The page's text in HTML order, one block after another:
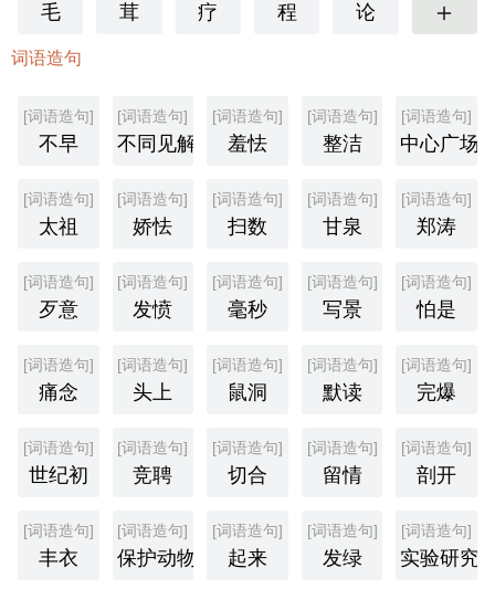
毛 茸 疗 程 论 更多
词语造句
[词语造句]
不早
[词语造句]
不同见解
[词语造句]
羞怯
[词语造句]
整洁
[词语造句]
中心广场
[词语造句]
太祖
[词语造句]
娇怯
[词语造句]
扫数
[词语造句]
甘泉
[词语造句]
郑涛
[词语造句]
歹意
[词语造句]
发愤
[词语造句]
毫秒
[词语造句]
写景
[词语造句]
怕是
[词语造句]
痛念
[词语造句]
头上
[词语造句]
鼠洞
[词语造句]
默读
[词语造句]
完爆
[词语造句]
世纪初
[词语造句]
竞聘
[词语造句]
切合
[词语造句]
留情
[词语造句]
剖开
[词语造句]
丰衣
[词语造句]
保护动物
[词语造句]
起来
[词语造句]
发绿
[词语造句]
实验研究